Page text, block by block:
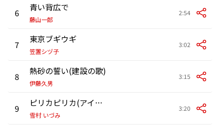
6 青い背広で
藤山一郎
2:54
7 東京ブギウギ
笠置シヅ子
3:02
8 熱砂の誓い(建設の歌)
伊藤久男
3:15
9 ピリカピリカ(アイヌ民謡)
雪村 いづみ
3:20